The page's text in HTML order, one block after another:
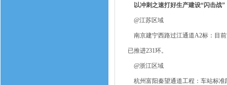
以冲刺之速打好生产建设“闪击战”
@江苏区域
南京建宁西路过江通道A2标：目前
已推进231环。
@浙江区域
杭州富阳秦望通道工程：车站标准